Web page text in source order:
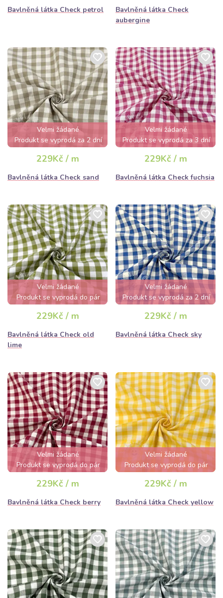
Bavlněná látka Check petrol
Bavlněná látka Check
aubergine
Velmi žádané
Produkt se vyprodá za 2 dní
229Kč / m
Bavlněná látka Check sand
Velmi žádané
Produkt se vyprodá za 3 dní
229Kč / m
Bavlněná látka Check fuchsia
Velmi žádané
Produkt se vyprodá do pár
hodin
229Kč / m
Bavlněná látka Check old
lime
Velmi žádané
Produkt se vyprodá za 2 dní
229Kč / m
Bavlněná látka Check sky
Velmi žádané
Produkt se vyprodá do pár
hodin
229Kč / m
Bavlněná látka Check berry
Velmi žádané
Produkt se vyprodá do pár
hodin
229Kč / m
Bavlněná látka Check yellow